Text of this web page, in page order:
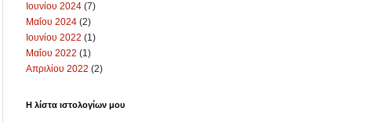
Ιουνίου 2024 (7)
Μαΐου 2024 (2)
Ιουνίου 2022 (1)
Μαΐου 2022 (1)
Απριλίου 2022 (2)
Η λίστα ιστολογίων μου